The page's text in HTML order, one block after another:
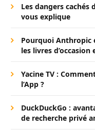
Les dangers cachés
vous explique
Pourquoi Anthropic
les livres d’occasion
Yacine TV :
l’App ?
DuckDuckGo :
de recherche privé